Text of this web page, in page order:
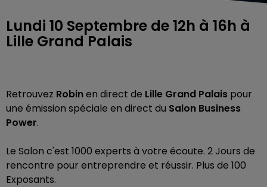
Lundi 10 Septembre de 12h à 16h à
Lille Grand Palais
Retrouvez Robinen direct de Lille Grand Palais pour
une émission spéciale en direct du Salon Business
Power.
Le Salon c'est 1000 experts à votre écoute. 2 Jours de
rencontre pour entreprendre et réussir. Plus de 100
Exposants.